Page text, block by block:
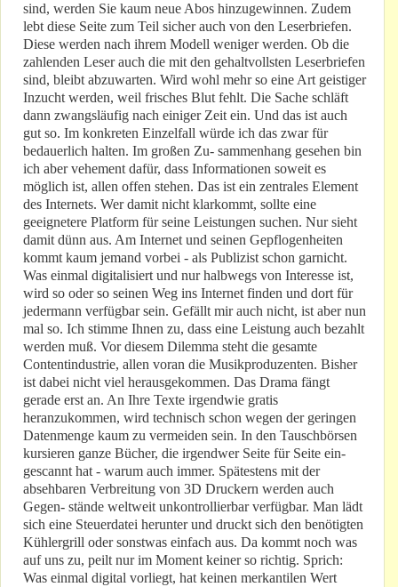
sind, werden Sie kaum neue Abos hinzugewinnen. Zudem
lebt diese Seite zum Teil sicher auch von den Leserbriefen.
Diese werden nach ihrem Modell weniger werden. Ob die
zahlenden Leser auch die mit den gehaltvollsten Leserbriefen
sind, bleibt abzuwarten. Wird wohl mehr so eine Art geistiger
Inzucht werden, weil frisches Blut fehlt. Die Sache schläft
dann zwangsläufig nach einiger Zeit ein. Und das ist auch
gut so. Im konkreten Einzelfall würde ich das zwar für
bedauerlich halten. Im großen Zu- sammenhang gesehen bin
ich aber vehement dafür, dass Informationen soweit es
möglich ist, allen offen stehen. Das ist ein zentrales Element
des Internets. Wer damit nicht klarkommt, sollte eine
geeignetere Platform für seine Leistungen suchen. Nur sieht
damit dünn aus. Am Internet und seinen Gepflogenheiten
kommt kaum jemand vorbei - als Publizist schon garnicht.
Was einmal digitalisiert und nur halbwegs von Interesse ist,
wird so oder so seinen Weg ins Internet finden und dort für
jedermann verfügbar sein. Gefällt mir auch nicht, ist aber nun
mal so. Ich stimme Ihnen zu, dass eine Leistung auch bezahlt
werden muß. Vor diesem Dilemma steht die gesamte
Contentindustrie, allen voran die Musikproduzenten. Bisher
ist dabei nicht viel herausgekommen. Das Drama fängt
gerade erst an. An Ihre Texte irgendwie gratis
heranzukommen, wird technisch schon wegen der geringen
Datenmenge kaum zu vermeiden sein. In den Tauschbörsen
kursieren ganze Bücher, die irgendwer Seite für Seite ein-
gescannt hat - warum auch immer. Spätestens mit der
absehbaren Verbreitung von 3D Druckern werden auch
Gegen- stände weltweit unkontrollierbar verfügbar. Man lädt
sich eine Steuerdatei herunter und druckt sich den benötigten
Kühlergrill oder sonstwas einfach aus. Da kommt noch was
auf uns zu, peilt nur im Moment keiner so richtig. Sprich:
Was einmal digital vorliegt, hat keinen merkantilen Wert